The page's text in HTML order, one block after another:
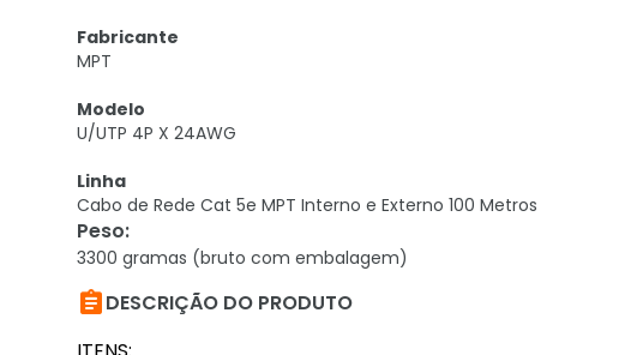
Fabricante
MPT
Modelo
U/UTP 4P X 24AWG
Linha
Cabo de Rede Cat 5e MPT Interno e Externo 100 Metros
Peso:
3300 gramas (bruto com embalagem)
DESCRIÇÃO DO PRODUTO